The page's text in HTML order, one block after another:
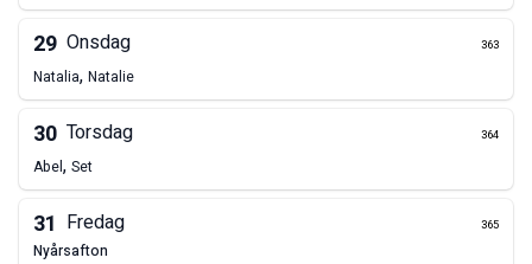
29 Onsdag 363
Natalia, Natalie
30 Torsdag 364
Abel, Set
31 Fredag 365
nyårsafton